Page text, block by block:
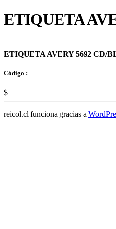
ETIQUETA
ETIQUETA AVERY 5692 CD/
Código :
$
reicol.cl funciona gracias a